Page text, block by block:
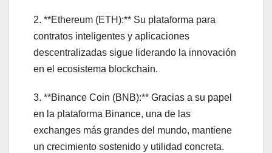
2. **Ethereum (ETH):** Su plataforma para
contratos inteligentes y aplicaciones
descentralizadas sigue liderando la innovación
en el ecosistema blockchain.
3. **Binance Coin (BNB):** Gracias a su papel
en la plataforma Binance, una de las
exchanges más grandes del mundo, mantiene
un crecimiento sostenido y utilidad concreta.